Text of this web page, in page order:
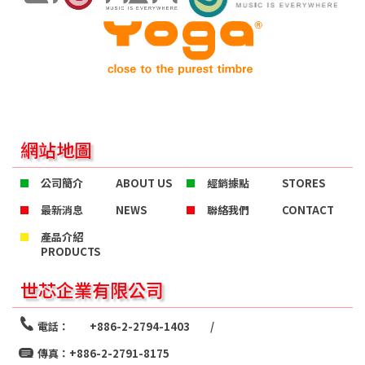
網站地圖
公司簡介 ABOUT US 經銷據點
STORES
最新消息
NEWS 聯絡我們
CONTACT
產品介紹
PRODUCTS
世芯企業有限公司
電話： +886-2-2794-1403
/
傳真：+886-2-2791-8175